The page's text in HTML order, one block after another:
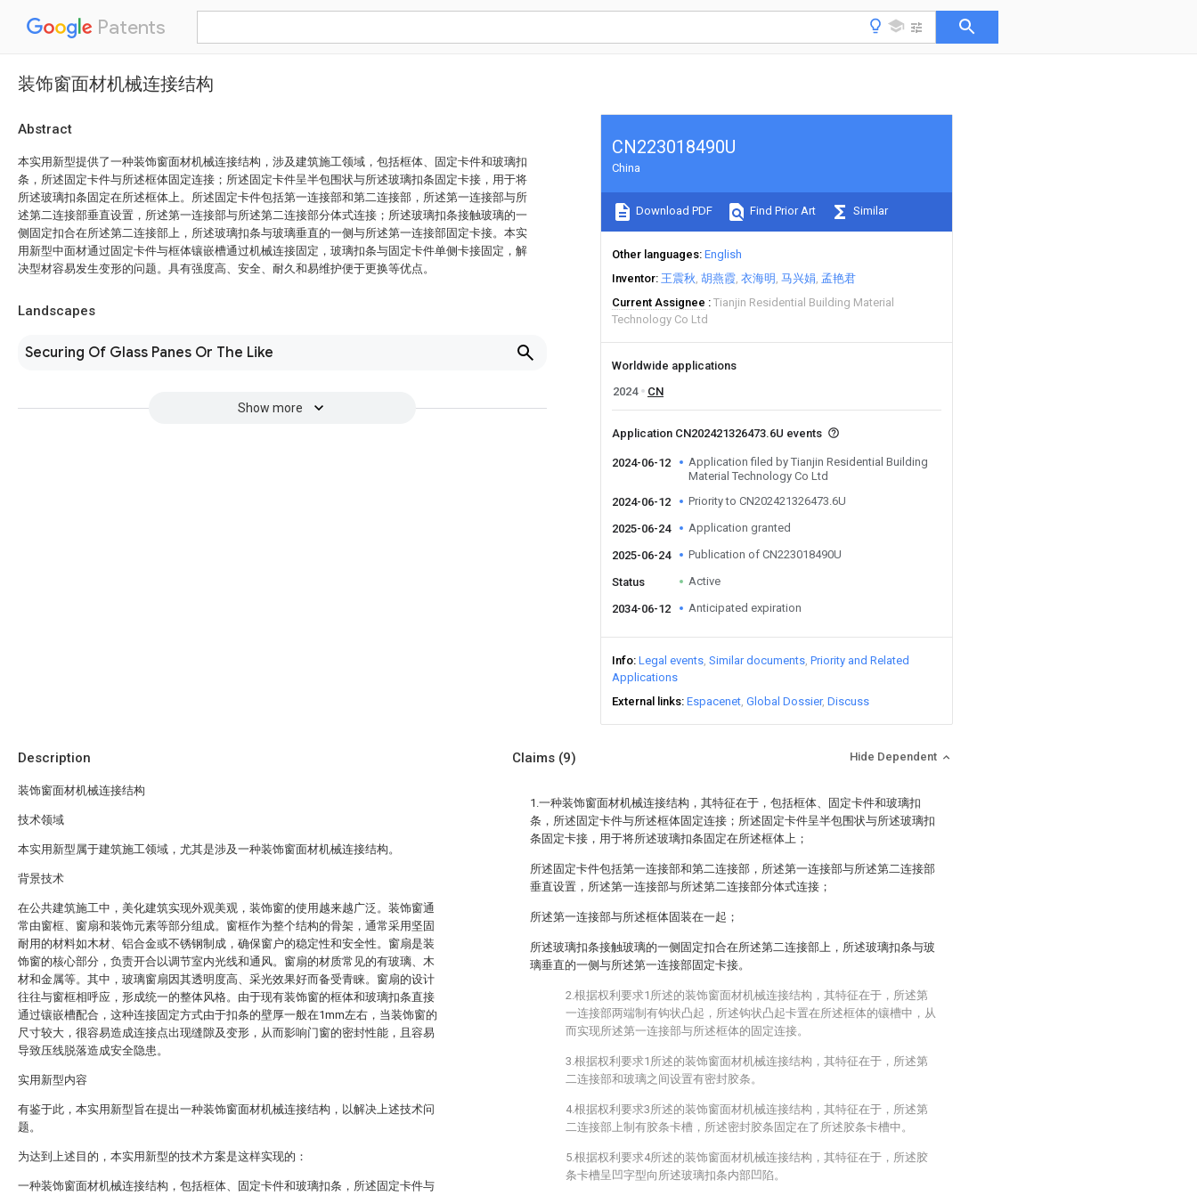
Patents
装饰窗面材机械连接结构
Abstract
本实用新型提供了一种装饰窗面材机械连接结构，涉及建筑施工领域，包括框体、固定卡件和玻璃扣
条，所述固定卡件与所述框体固定连接；所述固定卡件呈半包围状与所述玻璃扣条固定卡接，用于将
所述玻璃扣条固定在所述框体上。所述固定卡件包括第一连接部和第二连接部，所述第一连接部与所
述第二连接部垂直设置，所述第一连接部与所述第二连接部分体式连接；所述玻璃扣条接触玻璃的一
侧固定扣合在所述第二连接部上，所述玻璃扣条与玻璃垂直的一侧与所述第一连接部固定卡接。本实
用新型中面材通过固定卡件与框体镶嵌槽通过机械连接固定，玻璃扣条与固定卡件单侧卡接固定，解
决型材容易发生变形的问题。具有强度高、安全、耐久和易维护便于更换等优点。
Landscapes
Securing Of Glass Panes Or The Like
Show more
CN223018490U
China
Download PDF Find Prior Art Similar
Other languages English
Inventor 王震秋 胡燕霞 衣海明 马兴娟 孟艳君
Current Assignee
Tianjin Residential Building Material
Technology Co Ltd
Worldwide applications
2024
CN
Application CN202421326473.6U events
2024-06-12
Application filed by Tianjin Residential Building
Material Technology Co Ltd
2024-06-12
Priority to CN202421326473.6U
2025-06-24 Application granted
2025-06-24 Publication of CN223018490U
Status Active
2034-06-12 Anticipated expiration
Info Legal events Similar documents Priority and Related
Applications
External links Espacenet Global Dossier Discuss
Description
装饰窗面材机械连接结构
技术领域
本实用新型属于建筑施工领域，尤其是涉及一种装饰窗面材机械连接结构。
背景技术
在公共建筑施工中，美化建筑实现外观美观，装饰窗的使用越来越广泛。装饰窗通
常由窗框、窗扇和装饰元素等部分组成。窗框作为整个结构的骨架，通常采用坚固
耐用的材料如木材、铝合金或不锈钢制成，确保窗户的稳定性和安全性。窗扇是装
饰窗的核心部分，负责开合以调节室内光线和通风。窗扇的材质常见的有玻璃、木
材和金属等。其中，玻璃窗扇因其透明度高、采光效果好而备受青睐。窗扇的设计
往往与窗框相呼应，形成统一的整体风格。由于现有装饰窗的框体和玻璃扣条直接
通过镶嵌槽配合，这种连接固定方式由于扣条的壁厚一般在1mm左右，当装饰窗的
尺寸较大，很容易造成连接点出现缝隙及变形，从而影响门窗的密封性能，且容易
导致压线脱落造成安全隐患。
实用新型内容
有鉴于此，本实用新型旨在提出一种装饰窗面材机械连接结构，以解决上述技术问
题。
为达到上述目的，本实用新型的技术方案是这样实现的：
一种装饰窗面材机械连接结构，包括框体、固定卡件和玻璃扣条，所述固定卡件与
Claims (9) Hide Dependent
1.一种装饰窗面材机械连接结构，其特征在于，包括框体、固定卡件和玻璃扣
条，所述固定卡件与所述框体固定连接；所述固定卡件呈半包围状与所述玻璃扣
条固定卡接，用于将所述玻璃扣条固定在所述框体上；
所述固定卡件包括第一连接部和第二连接部，所述第一连接部与所述第二连接部
垂直设置，所述第一连接部与所述第二连接部分体式连接；
所述第一连接部与所述框体固装在一起；
所述玻璃扣条接触玻璃的一侧固定扣合在所述第二连接部上，所述玻璃扣条与玻
璃垂直的一侧与所述第一连接部固定卡接。
2.根据权利要求1所述的装饰窗面材机械连接结构，其特征在于，所述第
一连接部两端制有钩状凸起，所述钩状凸起卡置在所述框体的镶槽中，从
而实现所述第一连接部与所述框体的固定连接。
3.根据权利要求1所述的装饰窗面材机械连接结构，其特征在于，所述第
二连接部和玻璃之间设置有密封胶条。
4.根据权利要求3所述的装饰窗面材机械连接结构，其特征在于，所述第
二连接部上制有胶条卡槽，所述密封胶条固定在了所述胶条卡槽中。
5.根据权利要求4所述的装饰窗面材机械连接结构，其特征在于，所述胶
条卡槽呈凹字型向所述玻璃扣条内部凹陷。